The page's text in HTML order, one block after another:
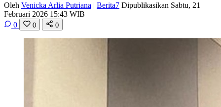
Oleh Venicka Arlia Putriana | Berita7 Dipublikasikan Sabtu, 21
Februari 2026 15:43 WIB
0
0 0